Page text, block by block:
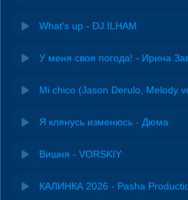
What's up - DJ.ILHAM
У меня своя погода! - Ирина
Я клянусь изменюсь - Дюма
Вишня - VORSKIY
КАЛИНКА 2026 - Pasha